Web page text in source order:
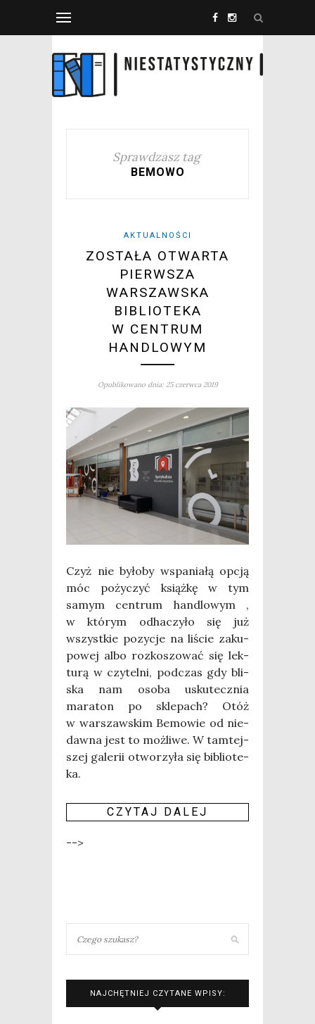
Sprawdzasz tag
BEMOWO
AKTUALNOŚCI
ZOSTAŁA OTWARTA
PIERWSZA
WARSZAWSKA
BIBLIOTEKA
W CENTRUM
HANDLOWYM
Opublikowano dnia: 25 czerwca 2019
Czyż nie było­by wspa­nia­łą opcją
móc poży­czyć książ­kę w tym
samym cen­trum han­dlo­wym ,
w któ­rym odha­czy­ło się już
wszyst­kie pozy­cje na liście zaku­
po­wej albo roz­ko­szo­wać się lek­
tu­rą w czy­tel­ni, pod­czas gdy bli­
ska nam oso­ba usku­tecz­nia
mara­ton po skle­pach? Otóż
w war­szaw­skim Bemo­wie od nie­
daw­na jest to moż­li­we. W tam­tej­
szej gale­rii otwo­rzy­ła się biblio­te­
ka.
CZY­TAJ DALEJ
-->
NAJCHĘTNIEJ CZYTANE WPISY: